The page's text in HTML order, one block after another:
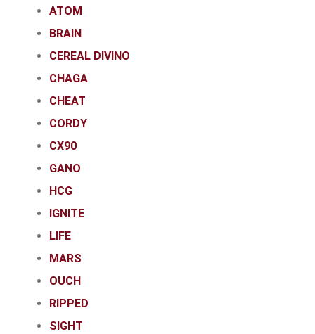
ATOM
BRAIN
CEREAL DIVINO
CHAGA
CHEAT
CORDY
CX90
GANO
HCG
IGNITE
LIFE
MARS
OUCH
RIPPED
SIGHT